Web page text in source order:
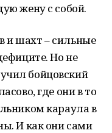
жену с собой.
и шахт – сильные
Но не
бойцовский
где они в то
караула в
И как они сами